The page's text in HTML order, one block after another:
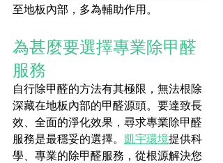
至地板內部，多為輔助作用。
為甚麼要選擇專業除甲醛
服務
自行除甲醛的方法有其極限，無法根除
深藏在地板內部的甲醛源頭。要達致長
效、全面的淨化效果，尋求專業除甲醛
服務是最穩妥的選擇。 凱宇環境提供科
學、專業的除甲醛服務，從根源解決您